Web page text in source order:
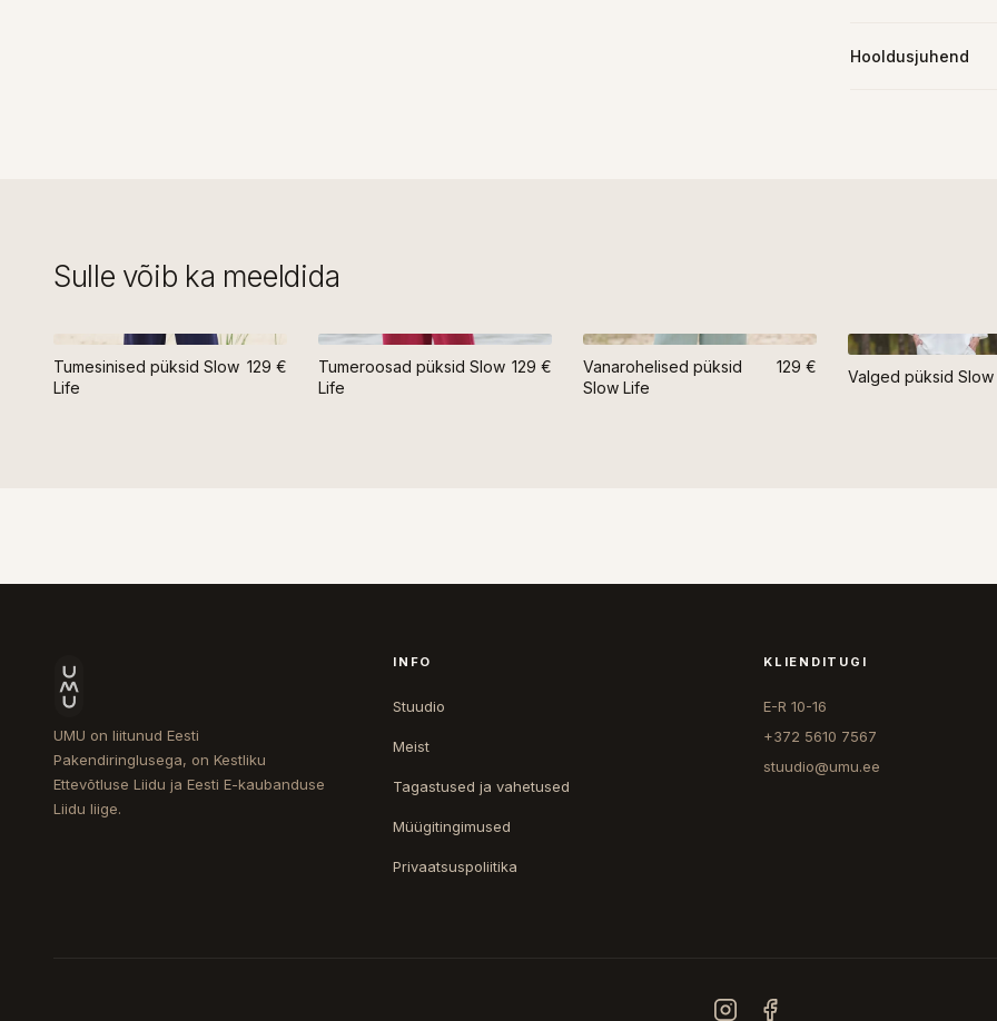
Hooldusjuhend
Sulle võib ka meeldida
Tumesinised püksid Slow
Life
129 €
Tumeroosad püksid Slow
Life
129 €
Vanarohelised püksid
Slow Life
129 €
Valged püksid Slow
UMU on liitunud Eesti
Pakendiringlusega, on Kestliku
Ettevõtluse Liidu ja Eesti E-kaubanduse
Liidu liige.
INFO
Stuudio
Meist
Tagastused ja vahetused
Müügitingimused
Privaatsuspoliitika
KLIENDITUGI
E-R 10-16
+372 5610 7567
stuudio@umu.ee